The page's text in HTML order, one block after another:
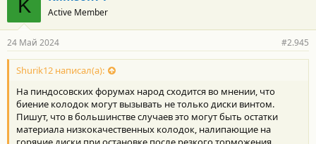
K Active Member
24 Май 2024 #2.945
Shurik12 написал(а):
На пиндосовских форумах народ сходится во мнении, что
биение колодок могут вызывать не только диски винтом.
Пишут, что в большинстве случаев это могут быть остатки
материала низкокачественных колодок, налипающие на